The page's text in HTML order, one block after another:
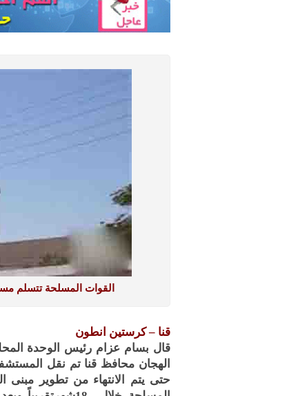
القوات المسلحة تتسلم
قنا – كرستين انطون
قال بسام عزام رئيس الوحدة
الهجان محافظ قنا تم نقل
حتى يتم الانتهاء من تطوير